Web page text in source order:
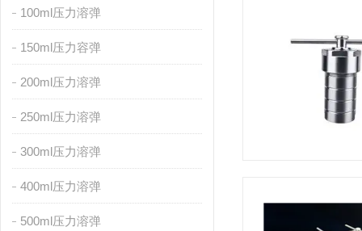
100ml压力溶弹
150ml压力容弹
200ml压力溶弹
250ml压力溶弹
300ml压力溶弹
400ml压力溶弹
500ml压力溶弹